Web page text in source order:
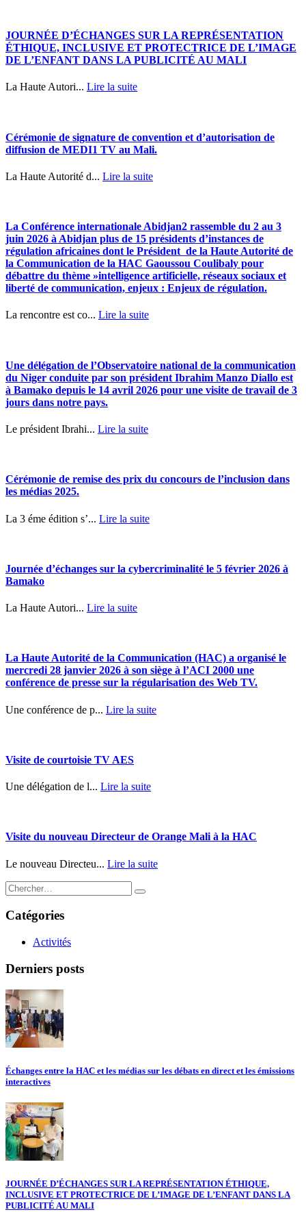
JOURNÉE D’ÉCHANGES SUR LA REPRÉSENTATION
ÉTHIQUE, INCLUSIVE ET PROTECTRICE DE L’IMAGE
DE L’ENFANT DANS LA PUBLICITÉ AU MALI
La Haute Autori... Lire la suite
Cérémonie de signature de convention et d’autorisation de
diffusion de MEDI1 TV au Mali.
La Haute Autorité d... Lire la suite
La Conférence internationale Abidjan2 rassemble du 2 au 3
juin 2026 à Abidjan plus de 15 présidents d’instances de
régulation africaines dont le Président de la Haute Autorité de
la Communication de la HAC Gaoussou Coulibaly pour
débattre du thème »intelligence artificielle, réseaux sociaux et
liberté de communication, enjeux : Enjeux de régulation.
La rencontre est co... Lire la suite
Une délégation de l’Observatoire national de la communication
du Niger conduite par son président Ibrahim Manzo Diallo est
à Bamako depuis le 14 avril 2026 pour une visite de travail de 3
jours dans notre pays.
Le président Ibrahi... Lire la suite
Cérémonie de remise des prix du concours de l’inclusion dans
les médias 2025.
La 3 éme édition s’... Lire la suite
Journée d’échanges sur la cybercriminalité le 5 février 2026 à
Bamako
La Haute Autori... Lire la suite
La Haute Autorité de la Communication (HAC) a organisé le
mercredi 28 janvier 2026 à son siège à l’ACI 2000 une
conférence de presse sur la régularisation des Web TV.
Une conférence de p... Lire la suite
Visite de courtoisie TV AES
Une délégation de l... Lire la suite
Visite du nouveau Directeur de Orange Mali à la HAC
Le nouveau Directeu... Lire la suite
Catégories
Activités
Derniers posts
Échanges entre la HAC et les médias sur les débats en direct et les émissions
interactives
JOURNÉE D’ÉCHANGES SUR LA REPRÉSENTATION ÉTHIQUE,
INCLUSIVE ET PROTECTRICE DE L’IMAGE DE L’ENFANT DANS LA
PUBLICITÉ AU MALI